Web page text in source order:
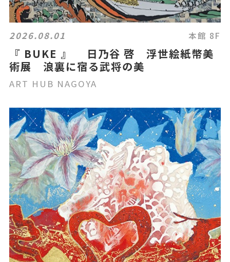
2026.08.01 本館 8F
『 BUKE 』 日乃谷 啓 浮世絵紙幣美
術展 浪裏に宿る武将の美
ART HUB NAGOYA